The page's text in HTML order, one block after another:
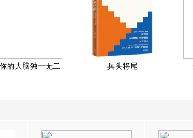
你的大脑独一无二 兵头将尾